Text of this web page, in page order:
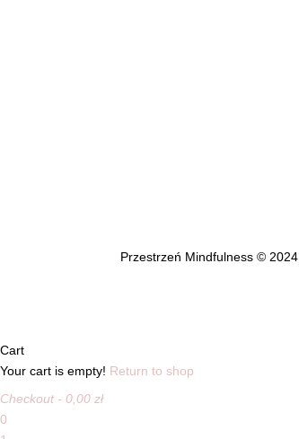
Przestrzeń Mindfulness © 2024
Cart
Your cart is empty! Return to shop
Checkout - 0,00 zł
0